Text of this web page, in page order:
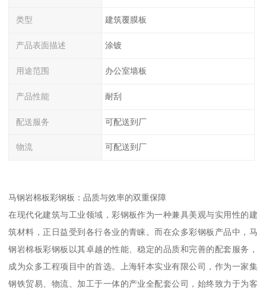
类型 建筑覆膜板
产品表面描述 涂镀
用途范围 办公室墙板
产品性能 耐刮
配送服务 可配送到厂
物流 可配送到厂
马钢岩棉板彩钢板：品质与效率的双重保障
在现代化建筑与工业领域，彩钢板作为一种兼具美观与实用性的建
筑材料，正日益受到各行各业的青睐。而在众多彩钢板产品中，马
钢岩棉板彩钢板以其卓越的性能、稳定的品质和完善的配套服务，
成为众多工程项目中的首选。上海轩本实业有限公司，作为一家集
钢铁贸易、物流、加工于一体的产业全配套公司，始终致力于为客